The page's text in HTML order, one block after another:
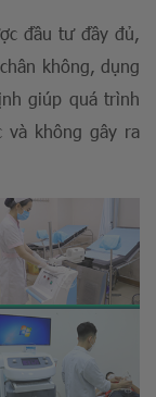
đầu tư đầy đủ,
không, dụng
giúp quá trình
và không gây ra